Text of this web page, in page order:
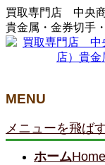
買取専門店 中央
貴金属・金券切手
MENU
メニューを飛ば
ホームHome